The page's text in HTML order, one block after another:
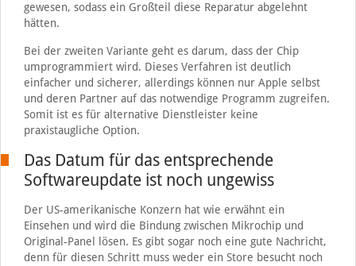
gewesen, sodass ein Großteil diese Reparatur abgelehnt
hätten.
Bei der zweiten Variante geht es darum, dass der Chip
umprogrammiert wird. Dieses Verfahren ist deutlich
einfacher und sicherer, allerdings können nur Apple selbst
und deren Partner auf das notwendige Programm zugreifen.
Somit ist es für alternative Dienstleister keine
praxistaugliche Option.
Das Datum für das entsprechende
Softwareupdate ist noch ungewiss
Der US-amerikanische Konzern hat wie erwähnt ein
Einsehen und wird die Bindung zwischen Mikrochip und
Original-Panel lösen. Es gibt sogar noch eine gute Nachricht,
denn für diesen Schritt muss weder ein Store besucht noch